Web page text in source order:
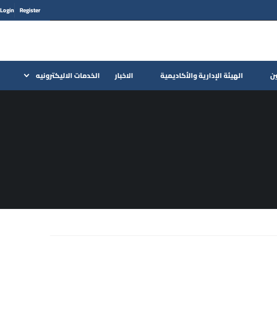
Register
Login
الهيئة الإدارية والأكاديمية الاخبار الخدمات الاليكترونيه